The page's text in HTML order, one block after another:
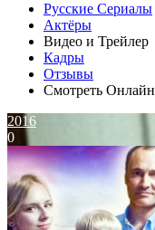
Русские Сериалы
Актёры
Видео и Трейлер
Кадры
Отзывы
Смотреть Онлайн
2016
0